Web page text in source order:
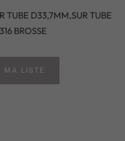
TUBE D33,7MM,SUR TUBE
BROSSE
MA LISTE